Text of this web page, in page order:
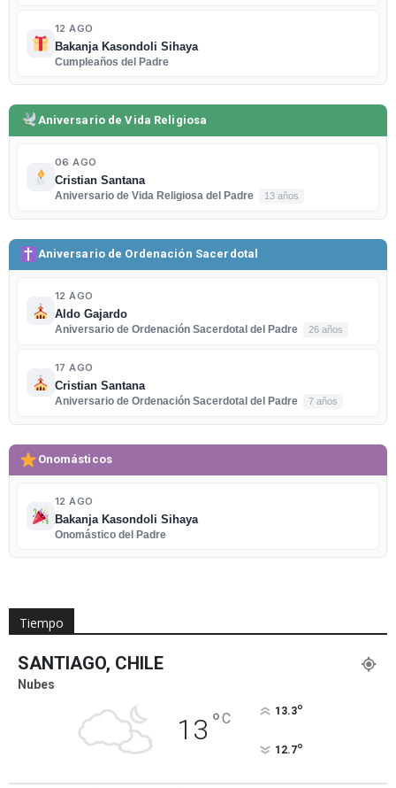
12 AGO
Bakanja Kasondoli Sihaya
Cumpleaños del Padre
Aniversario de Vida Religiosa
06 AGO
Cristian Santana
Aniversario de Vida Religiosa del Padre
13 años
Aniversario de Ordenación Sacerdotal
12 AGO
Aldo Gajardo
Aniversario de Ordenación Sacerdotal del Padre
26 años
17 AGO
Cristian Santana
Aniversario de Ordenación Sacerdotal del Padre
7 años
Onomásticos
12 AGO
Bakanja Kasondoli Sihaya
Onomástico del Padre
Tiempo
SANTIAGO, CHILE
Nubes
13 °C 13.3°
12.7°